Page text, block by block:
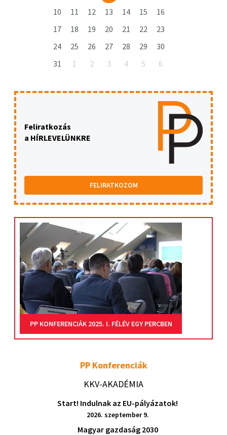
10
11 12 13 14 15
16
17
18 19 20 21 22
23
24
25 26 27 28 29
30
31
1 2 3 4 5 6
Feliratkozás
a HÍRLEVELÜNKRE
FELIRATKOZOM
PP KONFERENCIÁK 2025. I. FÉLÉV EGY PERCBEN
PP Konferenciák
KKV-AKADÉMIA
Start! Indulnak az EU-pályázatok!
2026. szeptember 9.
Magyar gazdaság 2030